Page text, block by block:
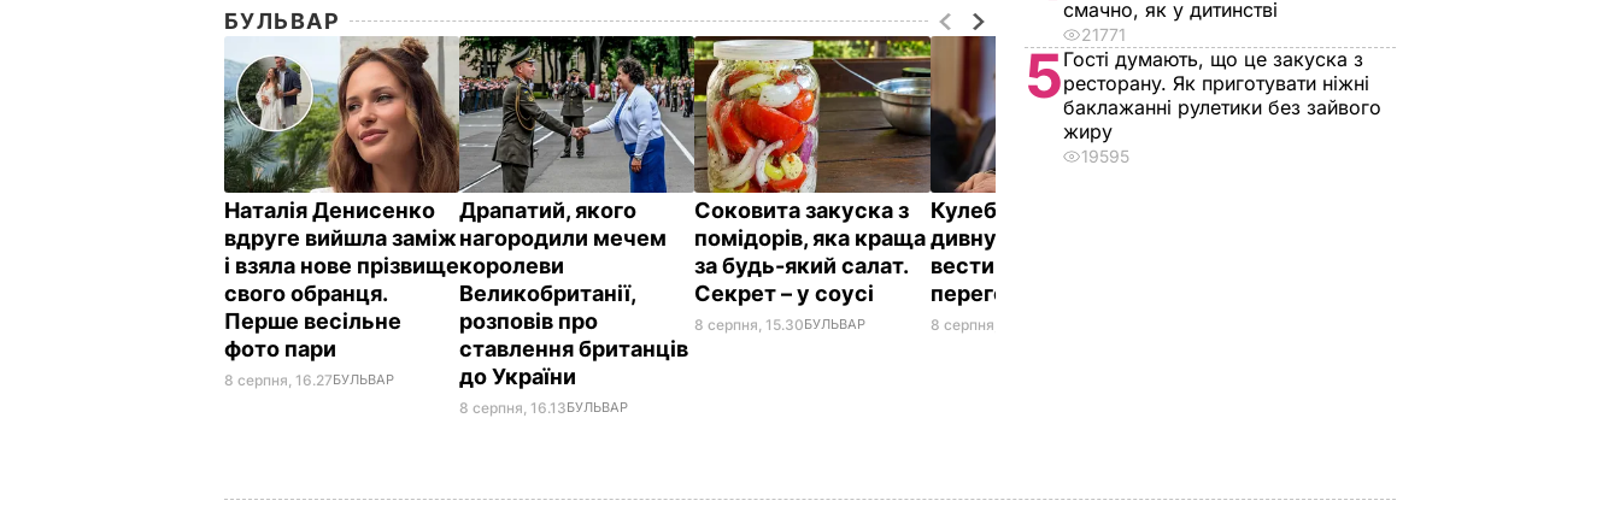
БУЛЬВАР
Наталія Денисенко
вдруге вийшла заміж
і взяла нове прізвище
свого обранця.
Перше весільне
фото пари
8 серпня, 16.27БУЛЬВАР
Драпатий, якого
нагородили мечем
королеви
Великобританії,
розповів про
ставлення британців
до України
8 серпня, 16.13БУЛЬВАР
Соковита закуска з
помідорів, яка краща
за будь-який салат.
Секрет – у соусі
8 серпня, 15.30БУЛЬВАР
Кулеба розповів про
дивну манеру Путіна
вести телефонні
переговори
8 серпня, 10.25
смачно, як у дитинстві
21771
5Гості думають, що це закуска з
ресторану. Як приготувати ніжні
баклажанні рулетики без зайвого
жиру
19595